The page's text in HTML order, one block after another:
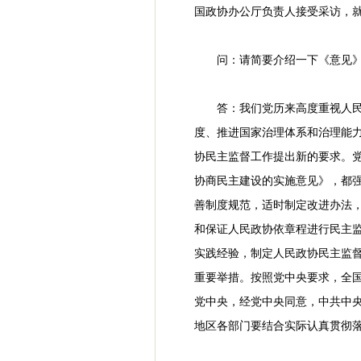
国政协办公厅负责人接受采访，
问：请简要介绍一下《意见
答：我们党历来高度重视人
度、推进国家治理体系和治理能
协民主监督工作提出新的要求。
协商民主建设的实施意见》，都
善制度规范，适时制定改进办法
和保证人民政协依章程进行民主
实践经验，制定人民政协民主监
重要举措。按照党中央要求，全
党中央，经党中央同意，中共中
地区各部门要结合实际认真贯彻